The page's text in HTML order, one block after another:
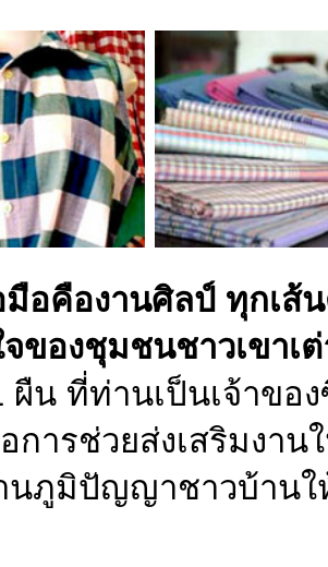
มือคืองานศิลป์ ทุกเส้
ของชุมชนชาวเขาเ
ผืน ที่ท่านเป็นเจ้าข
การช่วยส่งเสริมงา
นภูมิปัญญาชาวบ้านใ